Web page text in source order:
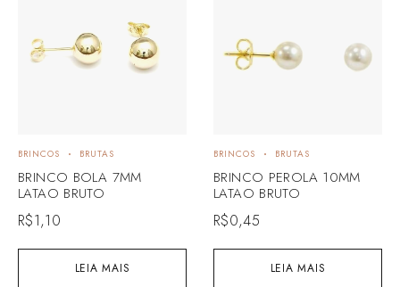
LEIA MAIS
BRINCOS BRUTAS
BRINCO BOLA 7MM
LATAO BRUTO
R$1,10
LEIA MAIS
BRINCOS BRUTAS
BRINCO PEROLA 10MM
LATAO BRUTO
R$0,45